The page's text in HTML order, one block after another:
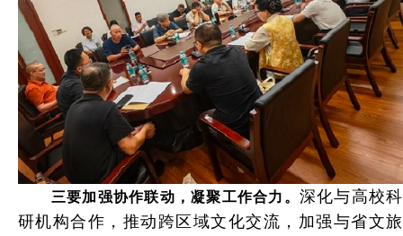
三要加强协作联动，凝聚工作合力。 深化与高校科
研机构合作，推动跨区域文化交流，加强与省文旅